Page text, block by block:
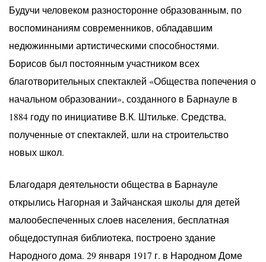
Будучи человеком разносторонне образованным, по
воспоминаниям современников, обладавшим
недюжинными артистическими способностями.
Борисов был постоянным участником всех
благотворительных спектаклей «Общества попечения о
начальном образовании», созданного в Барнауле в
1884 году по инициативе В.К. Штильке. Средства,
полученные от спектаклей, шли на строительство
новых школ.
Благодаря деятельности общества в Барнауле
открылись Нагорная и Зайчанская школы для детей
малообеспеченных слоев населения, бесплатная
общедоступная библиотека, построено здание
Народного дома. 29 января 1917 г. в Народном Доме